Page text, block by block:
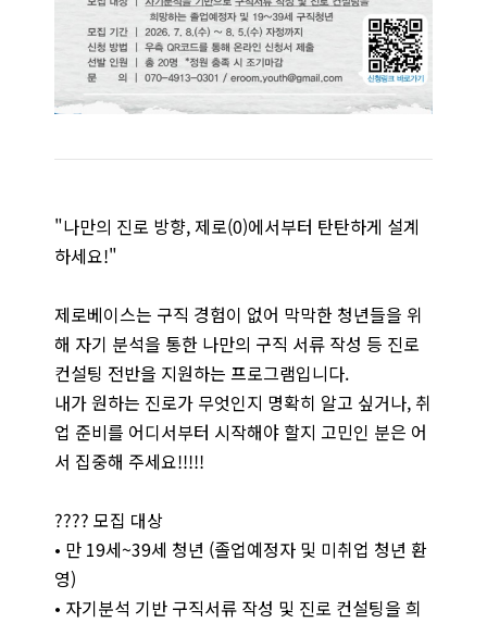
"나만의 진로 방향, 제로(0)에서부터 탄탄하게 설계
하세요!"
제로베이스는 구직 경험이 없어 막막한 청년들을 위
해 자기 분석을 통한 나만의 구직 서류 작성 등 진로
컨설팅 전반을 지원하는 프로그램입니다.
내가 원하는 진로가 무엇인지 명확히 알고 싶거나, 취
업 준비를 어디서부터 시작해야 할지 고민인 분은 어
서 집중해 주세요!!!!!
???? 모집 대상
• 만 19세~39세 청년 (졸업예정자 및 미취업 청년 환
영)
• 자기분석 기반 구직서류 작성 및 진로 컨설팅을 희